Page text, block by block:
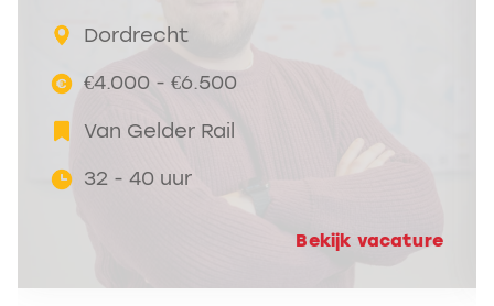
Dordrecht
€4.000 - €6.500
Van Gelder Rail
32 - 40 uur
Bekijk vacature